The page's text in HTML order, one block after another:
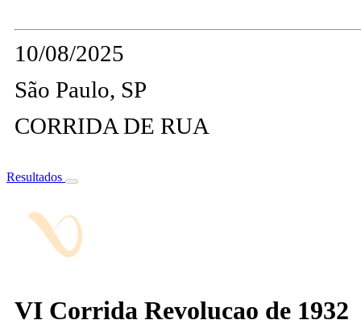
10/08/2025
São Paulo, SP
CORRIDA DE RUA
Resultados
VI Corrida Revolucao de 1932